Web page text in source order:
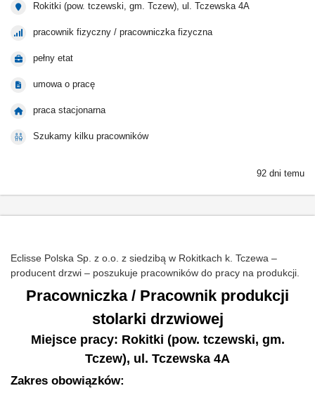
Rokitki (pow. tczewski, gm. Tczew), ul. Tczewska 4A
pracownik fizyczny / pracowniczka fizyczna
pełny etat
umowa o pracę
praca stacjonarna
Szukamy kilku pracowników
92 dni temu
Eclisse Polska Sp. z o.o. z siedzibą w Rokitkach k. Tczewa –
producent drzwi – poszukuje pracowników do pracy na produkcji.
Pracowniczka / Pracownik produkcji
stolarki drzwiowej
Miejsce pracy: Rokitki (pow. tczewski, gm.
Tczew), ul. Tczewska 4A
Zakres obowiązków: